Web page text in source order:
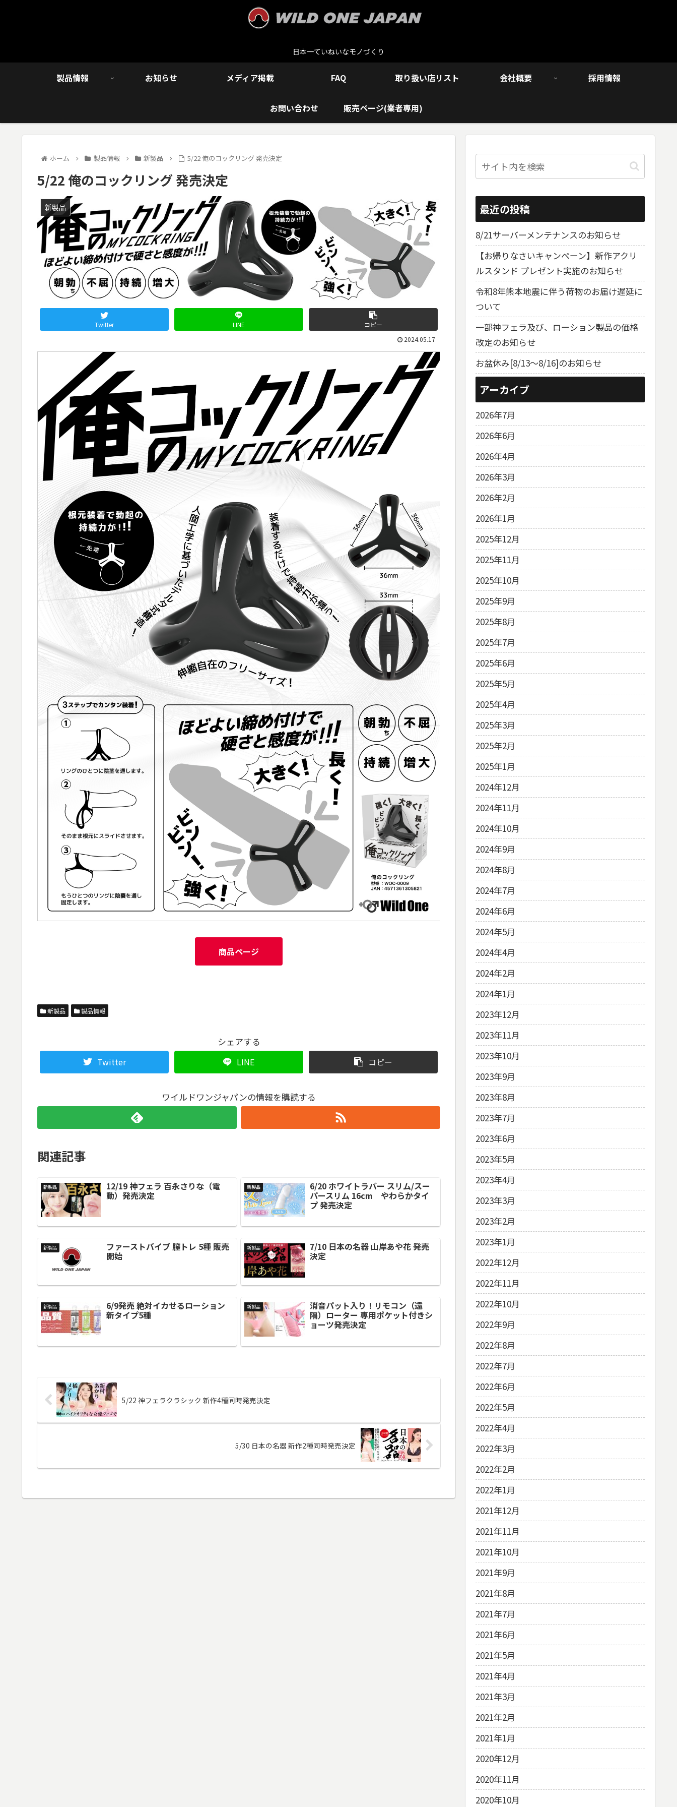
日本一ていねいなモノづくり
製品情報 お知らせ メディア掲載 FAQ 取り扱い店リスト 会社概要 採用情報
お問い合わせ 販売ページ(業者専用)
ホーム 製品情報 新製品 5/22 俺のコックリング 発売決定
5/22 俺のコックリング 発売決定
新製品
Twitter LINE
コピー
2024.05.17
商品ページ
新製品 製品情報
シェアする
Twitter LINE コピー
ワイルドワンジャパンの情報を購読する
関連記事
新製品 12/19 神フェラ 百永さりな（電
動）発売決定
新製品 6/20 ホワイトラバー スリム/スー
パースリム 16cm やわらかタイ
プ 発売決定
新製品 ファーストバイブ 膣トレ 5種 販売
開始
新製品 7/10 日本の名器 山岸あや花 発売
決定
新製品 6/9発売 絶対イカせるローション
新タイプ5種
新製品 消音パット入り！リモコン（遠
隔）ローター 専用ポケット付きシ
ョーツ発売決定
5/22 神フェラクラシック 新作4種同時発売決定
5/30 日本の名器 新作2種同時発売決定
最近の投稿
8/21サーバーメンテナンスのお知らせ
【お帰りなさいキャンペーン】新作アクリ
ルスタンド プレゼント実施のお知らせ
令和8年熊本地震に伴う荷物のお届け遅延に
ついて
一部神フェラ及び、ローション製品の価格
改定のお知らせ
お盆休み[8/13～8/16]のお知らせ
アーカイブ
2026年7月
2026年6月
2026年4月
2026年3月
2026年2月
2026年1月
2025年12月
2025年11月
2025年10月
2025年9月
2025年8月
2025年7月
2025年6月
2025年5月
2025年4月
2025年3月
2025年2月
2025年1月
2024年12月
2024年11月
2024年10月
2024年9月
2024年8月
2024年7月
2024年6月
2024年5月
2024年4月
2024年2月
2024年1月
2023年12月
2023年11月
2023年10月
2023年9月
2023年8月
2023年7月
2023年6月
2023年5月
2023年4月
2023年3月
2023年2月
2023年1月
2022年12月
2022年11月
2022年10月
2022年9月
2022年8月
2022年7月
2022年6月
2022年5月
2022年4月
2022年3月
2022年2月
2022年1月
2021年12月
2021年11月
2021年10月
2021年9月
2021年8月
2021年7月
2021年6月
2021年5月
2021年4月
2021年3月
2021年2月
2021年1月
2020年12月
2020年11月
2020年10月